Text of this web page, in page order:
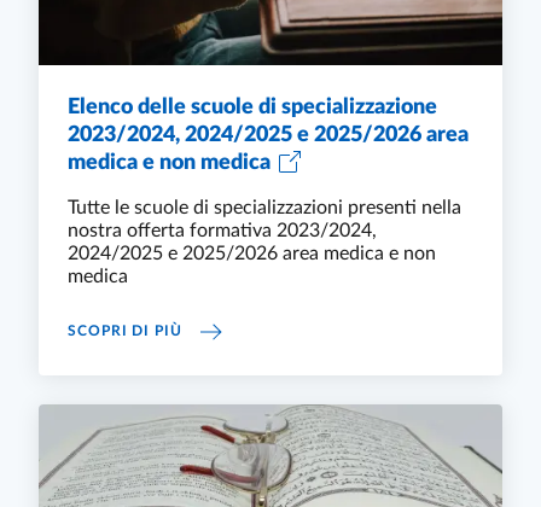
Elenco delle scuole di specializzazione
2023/2024, 2024/2025 e 2025/2026 area
medica e non medica
Tutte le scuole di specializzazioni presenti nella
nostra offerta formativa 2023/2024,
2024/2025 e 2025/2026 area medica e non
medica
SCOPRI DI PIÙ ELENCO DELLE SCUOLE DI